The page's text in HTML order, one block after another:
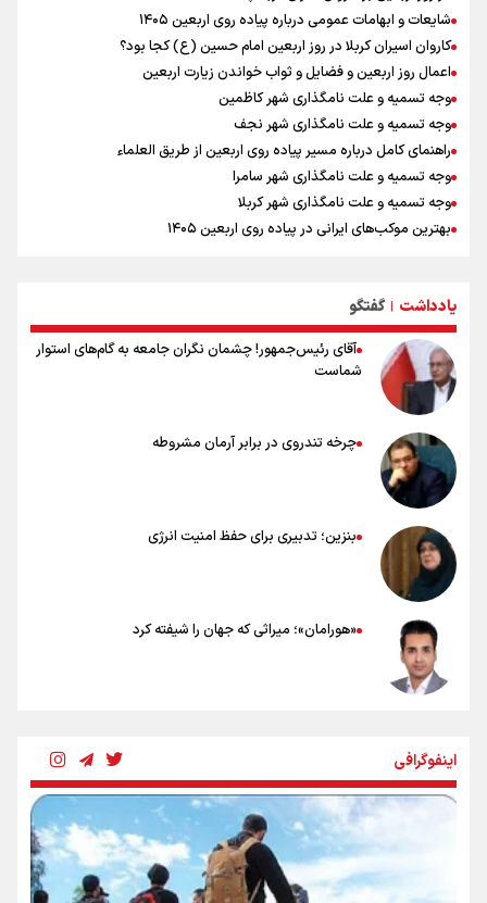
وقتی از وفاق صحبت می‌کنم، منظورم مردم هستند/ مسیر اصلاحات آغاز
شده و متوقف نخواهد شد
شایعات و ابهامات عمومی درباره پیاده روی اربعین ۱۴۰۵
کاروان اسیران کربلا در روز اربعین امام حسین (ع) کجا بود؟
اعمال روز اربعین و فضایل و ثواب خواندن زیارت اربعین
وجه تسمیه و علت نامگذاری شهر کاظمین
وجه تسمیه و علت نامگذاری شهر نجف
راهنمای کامل درباره مسیر پیاده روی اربعین از طریق العلماء
وجه تسمیه و علت نامگذاری شهر سامرا
وجه تسمیه و علت نامگذاری شهر کربلا
بهترین موکب‌های ایرانی در پیاده روی اربعین ۱۴۰۵
۲۰ نکته دوستانه درباره پیاده روی اربعین و عراقی ها
یادداشت | گفتگو
آقای رئیس‌جمهور! چشمان نگران جامعه به گام‌های استوار
شماست
چرخه تندروی در برابر آرمان مشروطه
بنزین؛ تدبیری برای حفظ امنیت انرژی
«هورامان»؛ میراثی که جهان را شیفته کرد
رسانه ملی و حق مردم برای شنیدن صدای رئیس‌جمهوری
اینفوگرافی